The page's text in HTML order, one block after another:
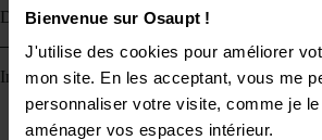
Bienvenue sur Osaupt !
J'utilise des cookies pour améliorer
mon site. En les acceptant, vous me
personnaliser votre visite, comme je
aménager vos espaces intérieur.
Description
Informations complémentaires